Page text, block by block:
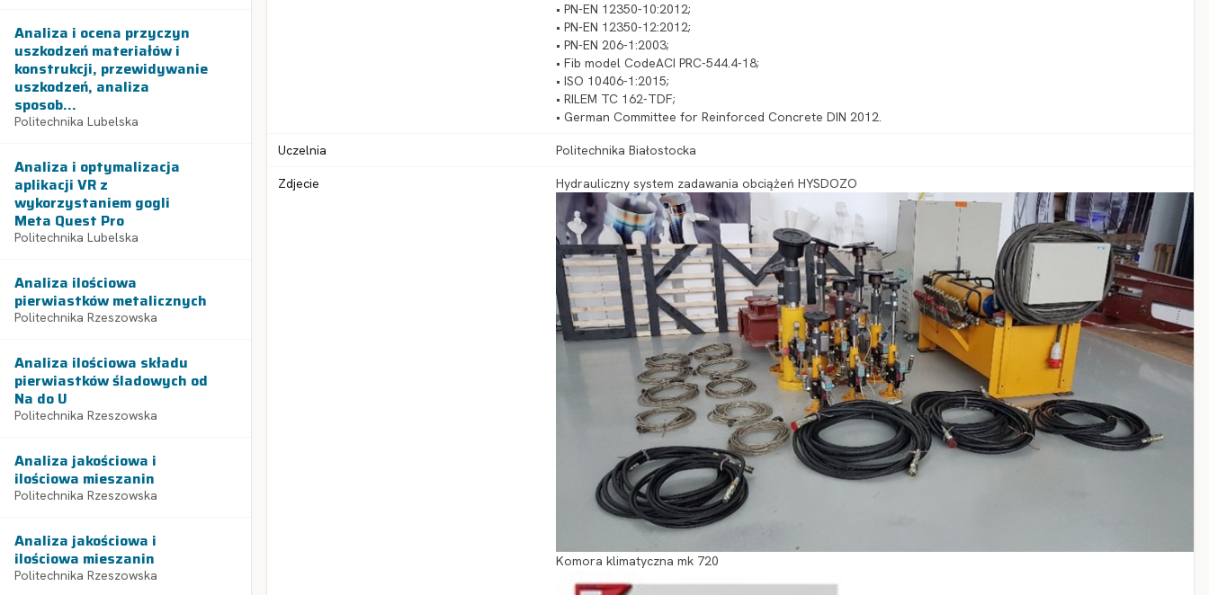
Analiza i ocena przyczyn
uszkodzeń materiałów i
konstrukcji, przewidywanie
uszkodzeń, analiza
sposob...
Politechnika Lubelska
Analiza i optymalizacja
aplikacji VR z
wykorzystaniem gogli
Meta Quest Pro
Politechnika Lubelska
Analiza ilościowa
pierwiastków metalicznych
Politechnika Rzeszowska
Analiza ilościowa składu
pierwiastków śladowych od
Na do U
Politechnika Rzeszowska
Analiza jakościowa i
ilościowa mieszanin
Politechnika Rzeszowska
Analiza jakościowa i
ilościowa mieszanin
Politechnika Rzeszowska
• PN-EN 12350-10:2012;
• PN-EN 12350-12:2012;
• PN-EN 206-1:2003;
• Fib model CodeACI PRC-544.4-18;
• ISO 10406-1:2015;
• RILEM TC 162-TDF;
• German Committee for Reinforced Concrete DIN 2012.
Uczelnia Politechnika Białostocka
Zdjecie Hydrauliczny system zadawania obciążeń HYSDOZO
Komora klimatyczna mk 720